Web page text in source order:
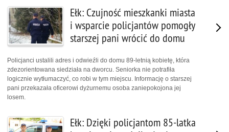
Ełk: Czujność mieszkanki miasta
i wsparcie policjantów pomogły
starszej pani wrócić do domu
Policjanci ustalili adres i odwieźli do domu 89-letnią kobietę, która
zdezorientowana siedziała na dworcu. Seniorka nie potrafiła
logicznie wytłumaczyć, co robi w tym miejscu. Informację o starszej
pani przekazała oficerowi dyżurnemu osoba zaniepokojona jej
losem.
Ełk: Dzięki policjantom 85-latka